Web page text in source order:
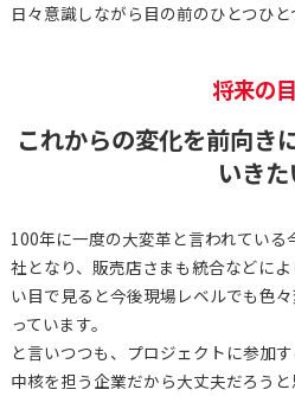
日々意識しながら目の前のひとつひと
将来の
これからの変化を前向き
いき
100年に一度の大変革と言われてい
社となり、販売店さまも統合などに
い目で見ると今後現場レベルでも色
っています。
と言いつつも、プロジェクトに参加
中核を担う企業だから大丈夫だろう